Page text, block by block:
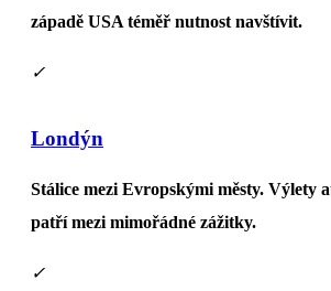
západě USA téměř nutnost navštívit.
✓
Londýn
Stálice mezi Evropskými městy. Výlety
patří mezi mimořádné zážitky.
✓